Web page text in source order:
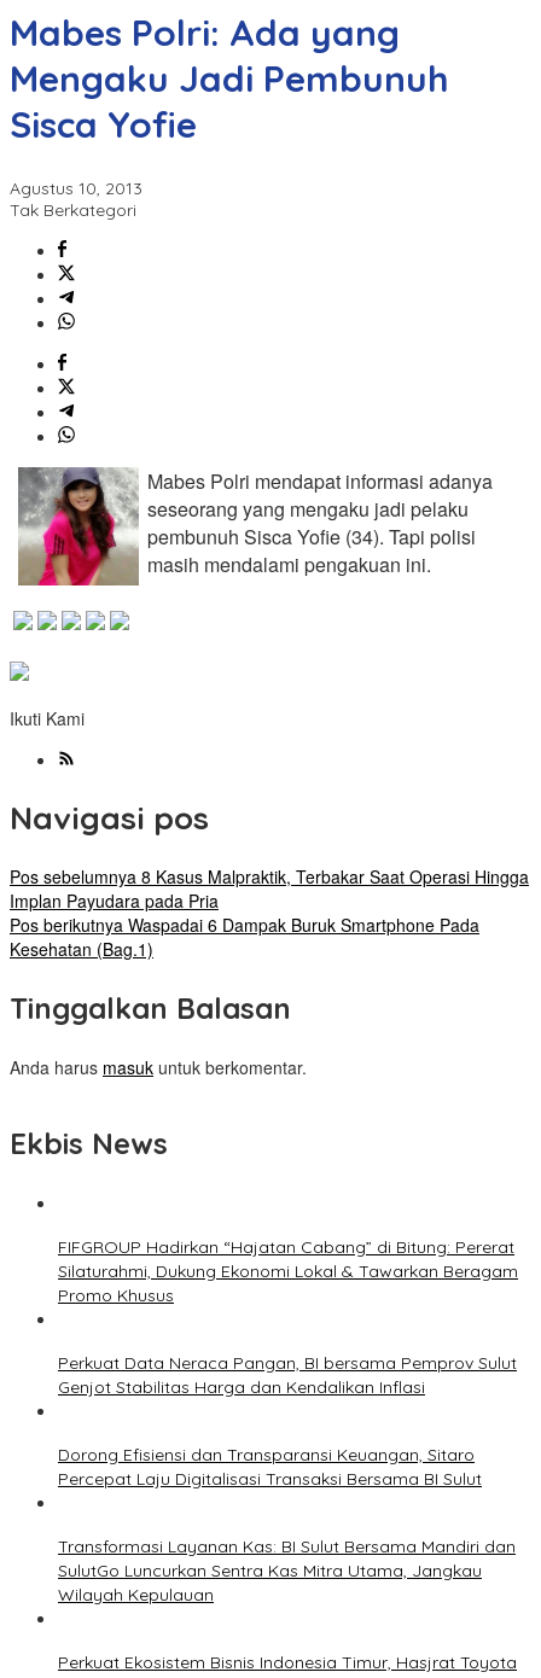
Mabes Polri: Ada yang
Mengaku Jadi Pembunuh
Sisca Yofie
Agustus 10, 2013
Tak Berkategori
Mabes Polri mendapat informasi adanya
seseorang yang mengaku jadi pelaku
pembunuh Sisca Yofie (34). Tapi polisi
masih mendalami pengakuan ini.
Ikuti Kami
Navigasi pos
Pos sebelumnya 8 Kasus Malpraktik, Terbakar Saat Operasi Hingga
Implan Payudara pada Pria
Pos berikutnya Waspadai 6 Dampak Buruk Smartphone Pada
Kesehatan (Bag.1)
Tinggalkan Balasan
Anda harus masuk untuk berkomentar.
Ekbis News
FIFGROUP Hadirkan “Hajatan Cabang” di Bitung: Pererat
Silaturahmi, Dukung Ekonomi Lokal & Tawarkan Beragam
Promo Khusus
Perkuat Data Neraca Pangan, BI bersama Pemprov Sulut
Genjot Stabilitas Harga dan Kendalikan Inflasi
Dorong Efisiensi dan Transparansi Keuangan, Sitaro
Percepat Laju Digitalisasi Transaksi Bersama BI Sulut
Transformasi Layanan Kas: BI Sulut Bersama Mandiri dan
SulutGo Luncurkan Sentra Kas Mitra Utama, Jangkau
Wilayah Kepulauan
Perkuat Ekosistem Bisnis Indonesia Timur, Hasjrat Toyota